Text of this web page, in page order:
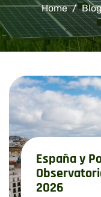
Home
España y
2026